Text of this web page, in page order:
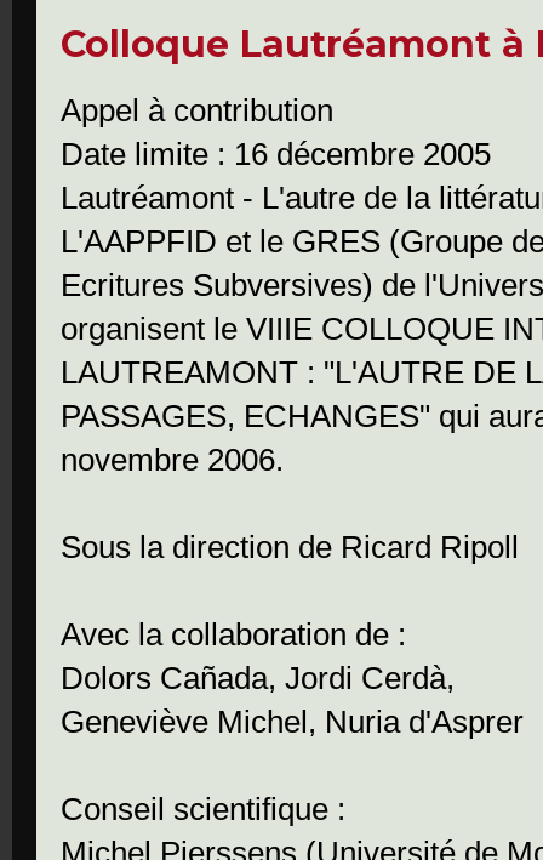
Colloque Lautréamont à
Appel à contribution
Date limite : 16 décembre 2005
Lautréamont - L'autre de la
L'AAPPFID et le GRES (Groupe
Ecritures Subversives) de
organisent le VIIIE COLLOQUE
LAUTREAMONT : "L'AUTRE DE
PASSAGES, ECHANGES" qui
novembre 2006.
Sous la direction de Ricard Ripoll
Avec la collaboration de :
Dolors Cañada, Jordi Cerdà,
Geneviève Michel, Nuria d'Asprer
Conseil scientifique :